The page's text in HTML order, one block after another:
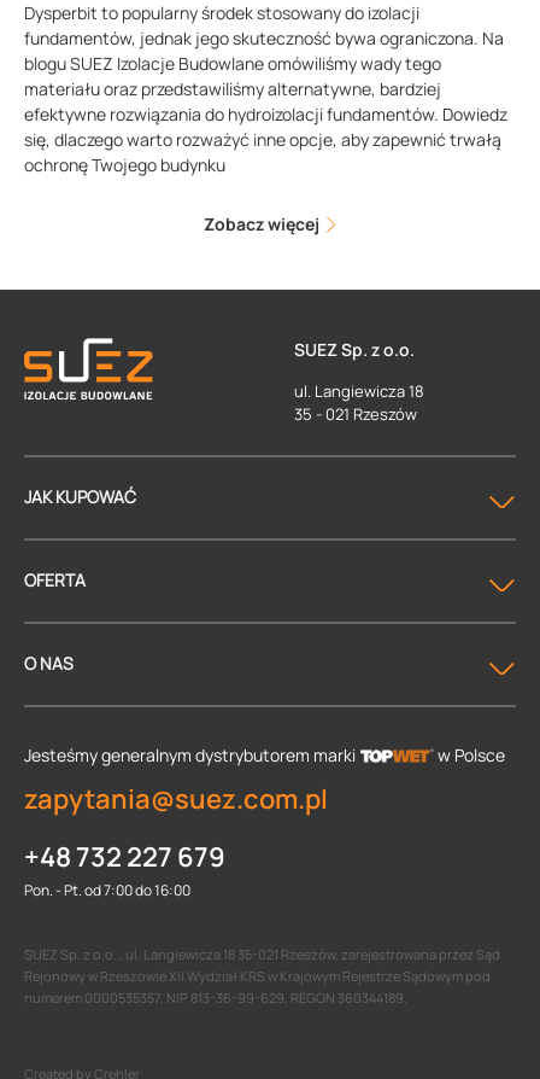
Dysperbit to popularny środek stosowany do izolacji
fundamentów, jednak jego skuteczność bywa ograniczona. Na
blogu SUEZ Izolacje Budowlane omówiliśmy wady tego
materiału oraz przedstawiliśmy alternatywne, bardziej
efektywne rozwiązania do hydroizolacji fundamentów. Dowiedz
się, dlaczego warto rozważyć inne opcje, aby zapewnić trwałą
ochronę Twojego budynku
Zobacz więcej
SUEZ Sp. z o.o.
ul. Langiewicza 18
35 - 021 Rzeszów
JAK KUPOWAĆ
OFERTA
O NAS
Jesteśmy generalnym dystrybutorem marki w Polsce
zapytania@suez.com.pl
+48 732 227 679
Pon. - Pt. od 7:00 do 16:00
SUEZ Sp. z o.o. , ul. Langiewicza 18 35-021 Rzeszów, zarejestrowana przez Sąd
Rejonowy w Rzeszowie XII Wydział KRS w Krajowym Rejestrze Sądowym pod
numerem 0000535357, NIP 813-36-99-629, REGON 360344189.
Created by Crehler